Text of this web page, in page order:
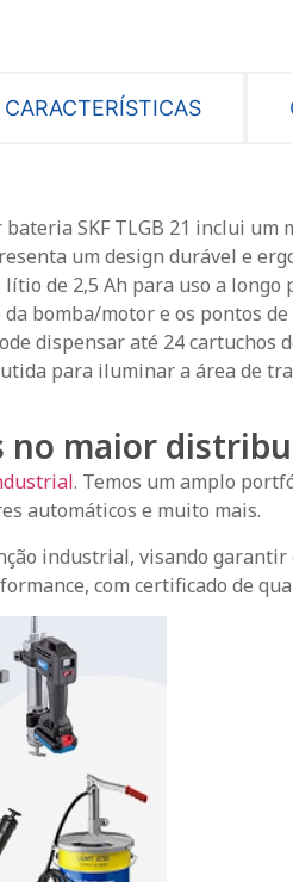
CARACTERÍSTICAS
SKF TLGB 21 inclui
um design durável e
de 2,5 Ah para uso a longo
bomba/motor e os pontos
dispensar até 24 cartuchos
para iluminar a área de
maior
. Temos um amplo
automáticos e muito mais.
industrial, visando
com certificado de